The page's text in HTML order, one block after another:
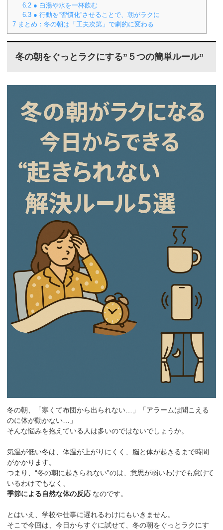
6.2 ● 白湯や水を一杯飲む
6.3 ● 行動を“習慣化”させることで、朝がラクに
7 まとめ：冬の朝は「工夫次第」で劇的に変わる
冬の朝をぐっとラクにする”５つの簡単ルール”
冬の朝、「寒くて布団から出られない…」「アラームは聞こえる
のに体が動かない…」
そんな悩みを抱えている人は多いのではないでしょうか。
気温が低い冬は、体温が上がりにくく、脳と体が起きるまで時間
がかかります。
つまり、“冬の朝に起きられない”のは、意思が弱いわけでも怠けて
いるわけでもなく、
季節による自然な体の反応 なのです。
とはいえ、学校や仕事に遅れるわけにもいきません。
そこで今回は、今日からすぐに試せて、冬の朝をぐっとラクにす